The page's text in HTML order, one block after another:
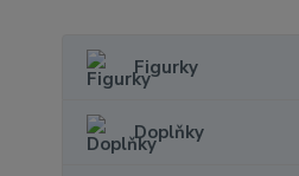
Figurky
Doplňky